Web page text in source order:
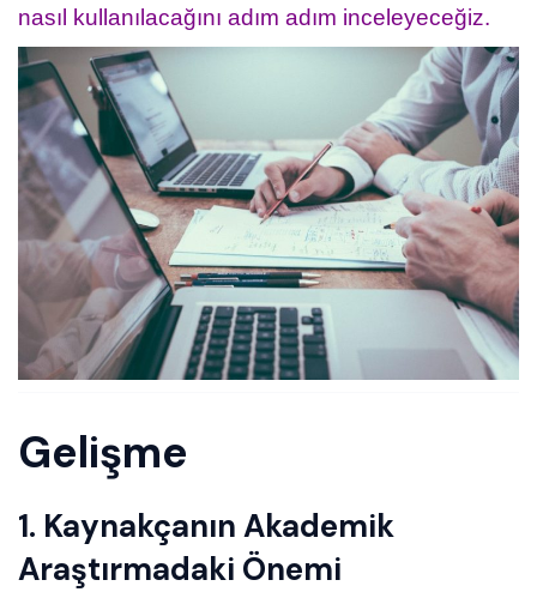
nasıl kullanılacağını adım adım inceleyeceğiz.
Gelişme
1. Kaynakçanın Akademik
Araştırmadaki Önemi